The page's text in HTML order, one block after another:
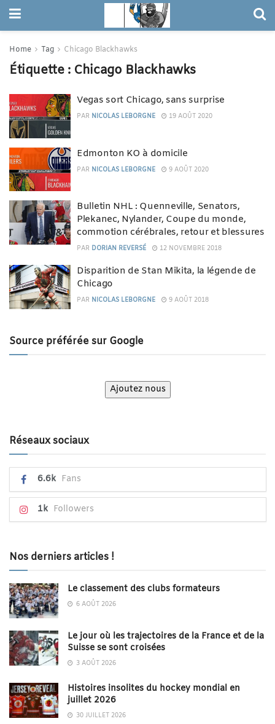
Home Tag Chicago Blackhawks
Étiquette : Chicago Blackhawks
Vegas sort Chicago, sans surprise
PAR NICOLAS LEBORGNE 19 AOÛT 2020
Edmonton KO à domicile
PAR NICOLAS LEBORGNE 9 AOÛT 2020
Bulletin NHL : Quenneville, Senators,
Plekanec, Nylander, Coupe du monde,
commotion cérébrales, retour et blessures
PAR DORIAN REVERSÉ 12 NOVEMBRE 2018
Disparition de Stan Mikita, la légende de
Chicago
PAR NICOLAS LEBORGNE 9 AOÛT 2018
Source préférée sur Google
Ajoutez nous
Réseaux sociaux
6.6k Fans
1k Followers
Nos derniers articles !
Le classement des clubs formateurs
6 AOÛT 2026
Le jour où les trajectoires de la France et de la
Suisse se sont croisées
3 AOÛT 2026
Histoires insolites du hockey mondial en
juillet 2026
30 JUILLET 2026